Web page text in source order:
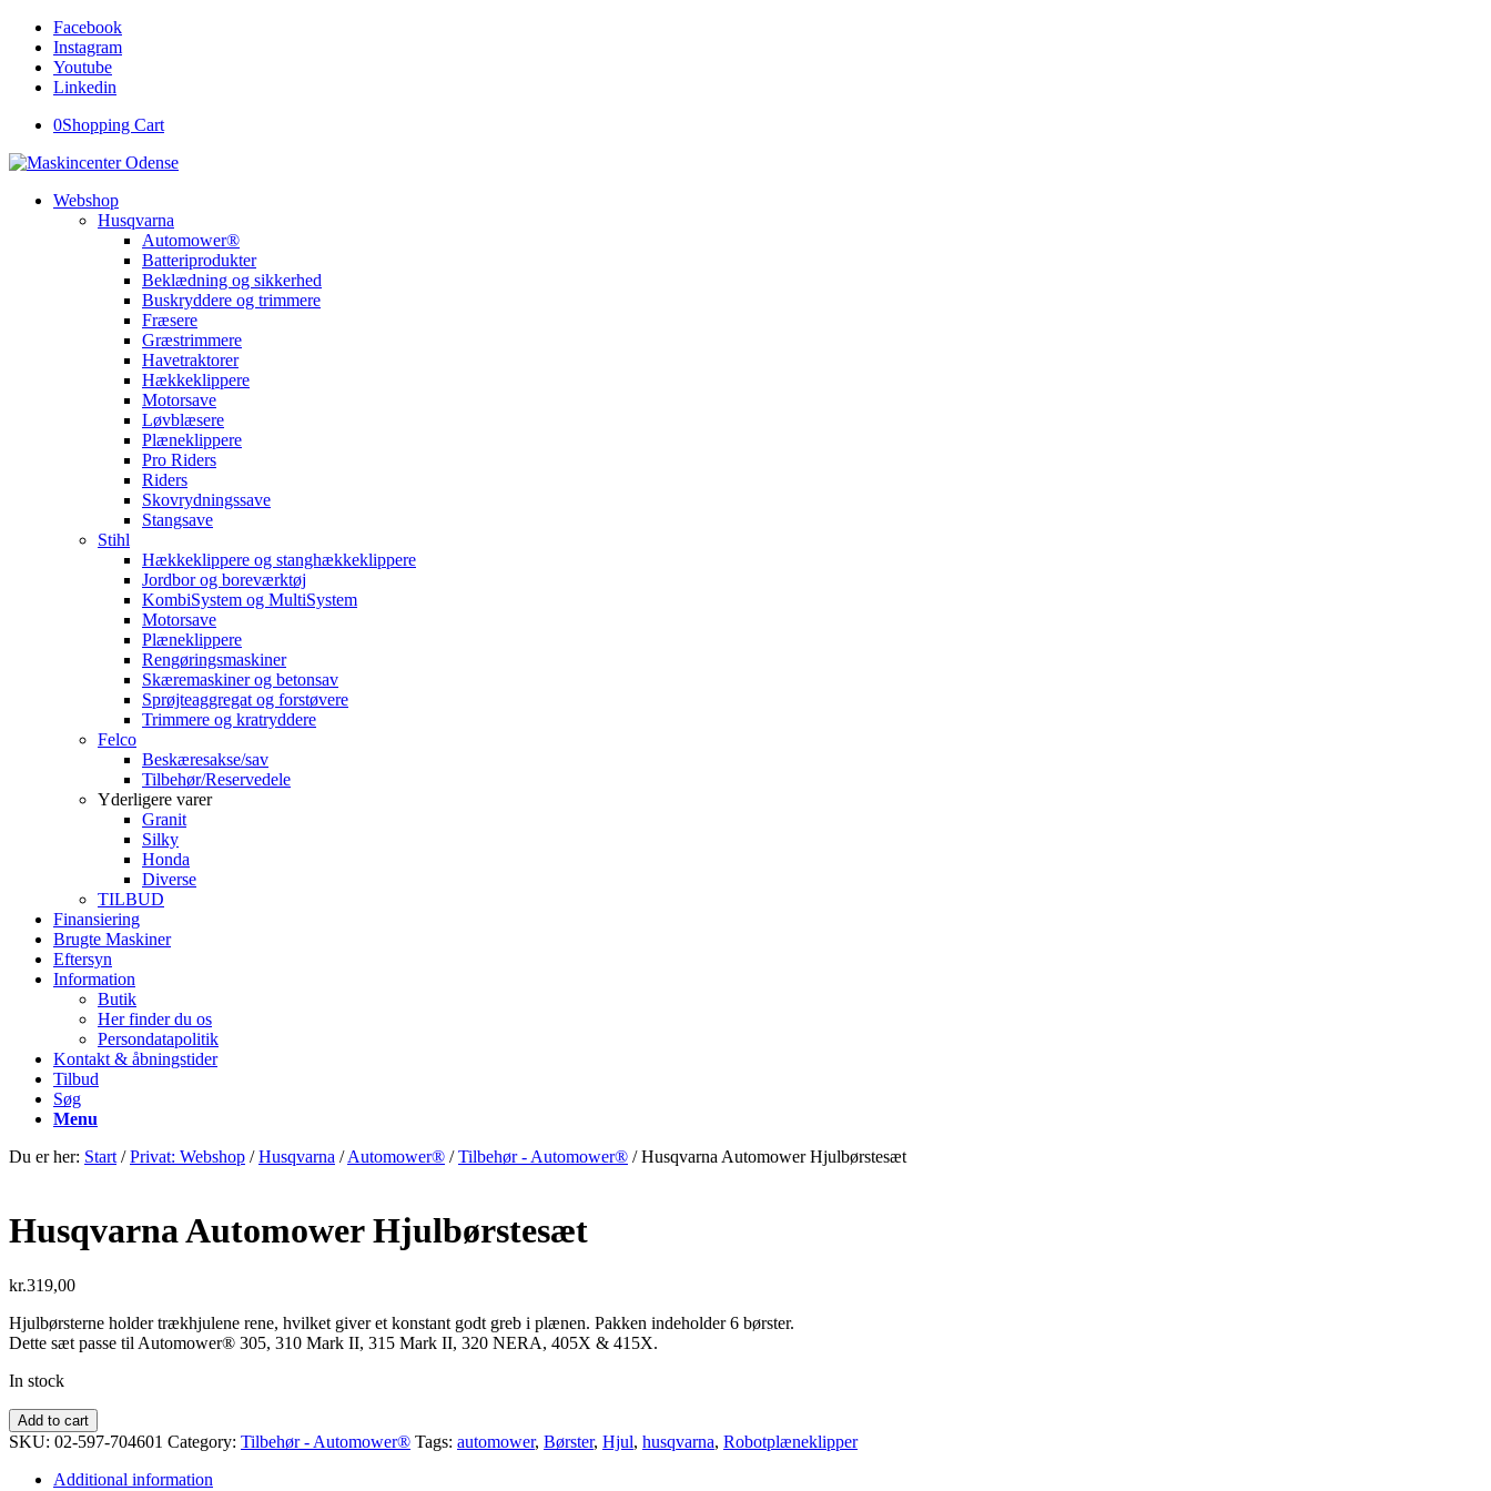
Facebook
Instagram
Youtube
Linkedin
0Shopping Cart
Webshop
Husqvarna
Automower®
Batteriprodukter
Beklædning og sikkerhed
Buskryddere og trimmere
Fræsere
Græstrimmere
Havetraktorer
Hækkeklippere
Motorsave
Løvblæsere
Plæneklippere
Pro Riders
Riders
Skovrydningssave
Stangsave
Stihl
Hækkeklippere og stanghækkeklippere
Jordbor og boreværktøj
KombiSystem og MultiSystem
Motorsave
Plæneklippere
Rengøringsmaskiner
Skæremaskiner og betonsav
Sprøjteaggregat og forstøvere
Trimmere og kratryddere
Felco
Beskæresakse/sav
Tilbehør/Reservedele
Yderligere varer
Granit
Silky
Honda
Diverse
TILBUD
Finansiering
Brugte Maskiner
Eftersyn
Information
Butik
Her finder du os
Persondatapolitik
Kontakt & åbningstider
Tilbud
Søg
Menu
Du er her: Start / Privat: Webshop / Husqvarna / Automower® / Tilbehør - Automower® / Husqvarna Automower Hjulbørstesæt
Husqvarna Automower Hjulbørstesæt
kr.319,00
Hjulbørsterne holder trækhjulene rene, hvilket giver et konstant godt greb i plænen. Pakken indeholder 6 børster.
Dette sæt passe til Automower® 305, 310 Mark II, 315 Mark II, 320 NERA, 405X & 415X.
In stock
Husqvarna
Automower
quantity
Add to cart
SKU: 02-597-704601 Category: Tilbehør - Automower® Tags: automower, Børster, Hjul, husqvarna, Robotplæneklipper
Additional information